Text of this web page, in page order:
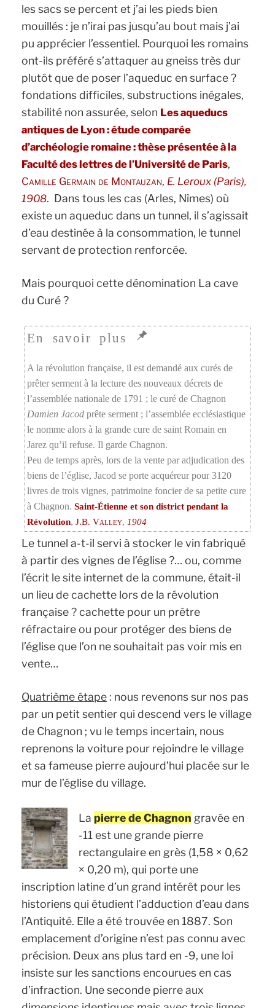
les sacs se percent et j’ai les pieds bien
mouillés : je n’irai pas jusqu’au bout mais j’ai
pu apprécier l’essentiel. Pourquoi les romains
ont-ils préféré s’attaquer au gneiss très dur
plutôt que de poser l’aqueduc en surface ?
fondations difficiles, substructions inégales,
stabilité non assurée, selon Les aqueducs
antiques de Lyon : étude comparée
d’archéologie romaine : thèse présentée à la
Faculté des lettres de l’Université de Paris,
Camille Germain de Montauzan, E. Leroux (Paris),
1908. Dans tous les cas (Arles, Nîmes) où
existe un aqueduc dans un tunnel, il s’agissait
d’eau destinée à la consommation, le tunnel
servant de protection renforcée.
Mais pourquoi cette dénomination La cave
du Curé ?
A la révolution française, il est demandé aux curés de
prêter serment à la lecture des nouveaux décrets de
l’assemblée nationale de 1791 ; le curé de Chagnon
Damien Jacod prête serment ; l’assemblée ecclésiastique
le nomme alors à la grande cure de saint Romain en
Jarez qu’il refuse. Il garde Chagnon.
Peu de temps après, lors de la vente par adjudication des
biens de l’église, Jacod se porte acquéreur pour 3120
livres de trois vignes, patrimoine foncier de sa petite cure
à Chagnon.Saint-Étienne et son district pendant la
Révolution,J.B. Valley, 1904
Le tunnel a-t-il servi à stocker le vin fabriqué
à partir des vignes de l’église ?… ou, comme
l’écrit le site internet de la commune, était-il
un lieu de cachette lors de la révolution
française ? cachette pour un prêtre
réfractaire ou pour protéger des biens de
l’église que l’on ne souhaitait pas voir mis en
vente…
Quatrième étape : nous revenons sur nos pas
par un petit sentier qui descend vers le village
de Chagnon ; vu le temps incertain, nous
reprenons la voiture pour rejoindre le village
et sa fameuse pierre aujourd’hui placée sur le
mur de l’église du village.
La pierre de Chagnon gravée en
-11 est une grande pierre
rectangulaire en grès (1,58 × 0,62
× 0,20 m), qui porte une
inscription latine d’un grand intérêt pour les
historiens qui étudient l’adduction d’eau dans
l’Antiquité. Elle a été trouvée en 1887. Son
emplacement d’origine n’est pas connu avec
précision. Deux ans plus tard en -9, une loi
insiste sur les sanctions encourues en cas
d’infraction. Une seconde pierre aux